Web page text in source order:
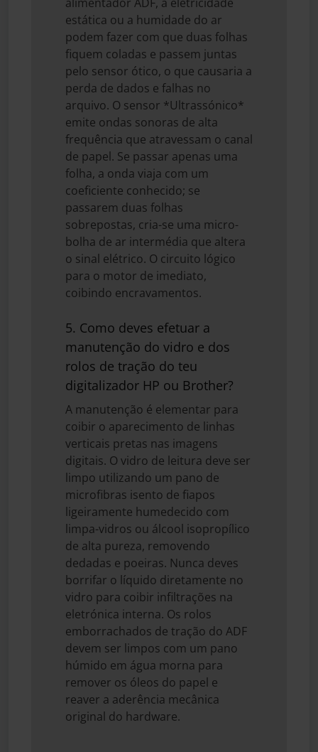
estática ou a humidade do ar
podem fazer com que duas folhas
fiquem coladas e passem juntas
pelo sensor ótico, o que causaria a
perda de dados e falhas no
arquivo. O sensor *Ultrassónico*
emite ondas sonoras de alta
frequência que atravessam o canal
de papel. Se passar apenas uma
folha, a onda viaja com um
coeficiente conhecido; se
passarem duas folhas
sobrepostas, cria-se uma micro-
bolha de ar intermédia que altera
o sinal elétrico. O circuito lógico
para o motor de imediato,
coibindo encravamentos.
5. Como deves efetuar a
manutenção do vidro e dos
rolos de tração do teu
digitalizador HP ou Brother?
A manutenção é elementar para
coibir o aparecimento de linhas
verticais pretas nas imagens
digitais. O vidro de leitura deve ser
limpo utilizando um pano de
microfibras isento de fiapos
ligeiramente humedecido com
limpa-vidros ou álcool isopropílico
de alta pureza, removendo
dedadas e poeiras. Nunca deves
borrifar o líquido diretamente no
vidro para coibir infiltrações na
eletrónica interna. Os rolos
emborrachados de tração do ADF
devem ser limpos com um pano
húmido em água morna para
remover os óleos do papel e
reaver a aderência mecânica
original do hardware.